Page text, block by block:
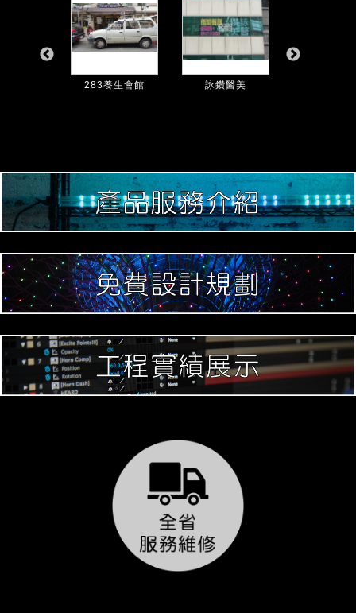
283養生會館 詠鑽醫美